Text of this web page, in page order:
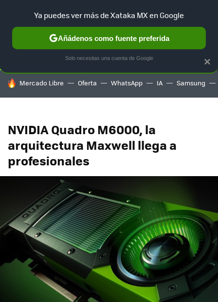
SELECCIÓN GAMING HOME AUTO TERRITORIO
HOY SE HABLA DE
Mercado Libre Oferta WhatsApp IA Samsung
NVIDIA Quadro M6000, la
arquitectura Maxwell llega a
profesionales
×
Ya puedes ver más de Xataka MX en Google
Añádenos como fuente preferida
Solo necesitas una cuenta de Google